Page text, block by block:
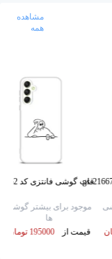
مشاهده
همه
قاب گوشی فانتزی کد gs-21652
موجود برای بیشتر گوشی
ها
قیمت از
195000 تومان